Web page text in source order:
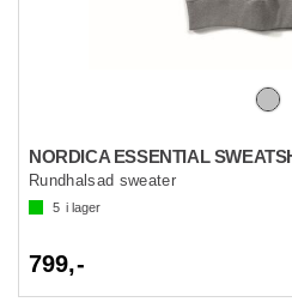
NORDICA ESSENTIAL
Rundhalsad sweater
5 i lager
799,-